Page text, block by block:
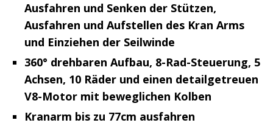
Ausfahren und Senken der Stützen,
Ausfahren und Aufstellen des Kran Arms
und Einziehen der Seilwinde
360° drehbaren Aufbau, 8-Rad-Steuerung, 5
Achsen, 10 Räder und einen detailgetreuen
V8-Motor mit beweglichen Kolben
Kranarm bis zu 77cm ausfahren